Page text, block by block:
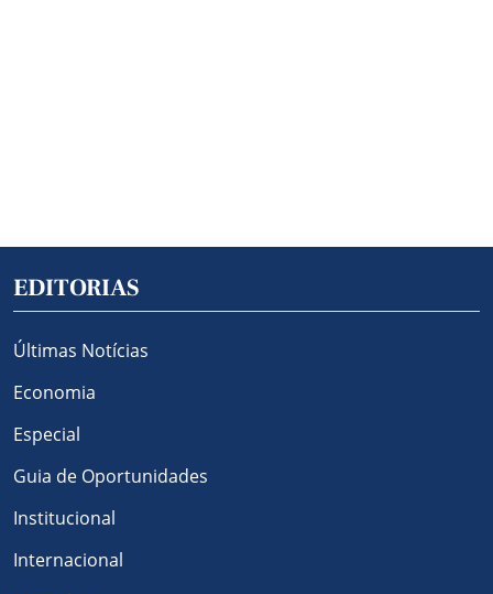
EDITORIAS
Últimas Notícias
Economia
Especial
Guia de Oportunidades
Institucional
Internacional